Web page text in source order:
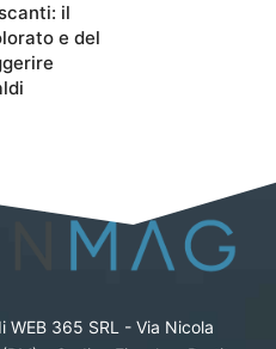
il
e del
365 SRL - Via Nicola